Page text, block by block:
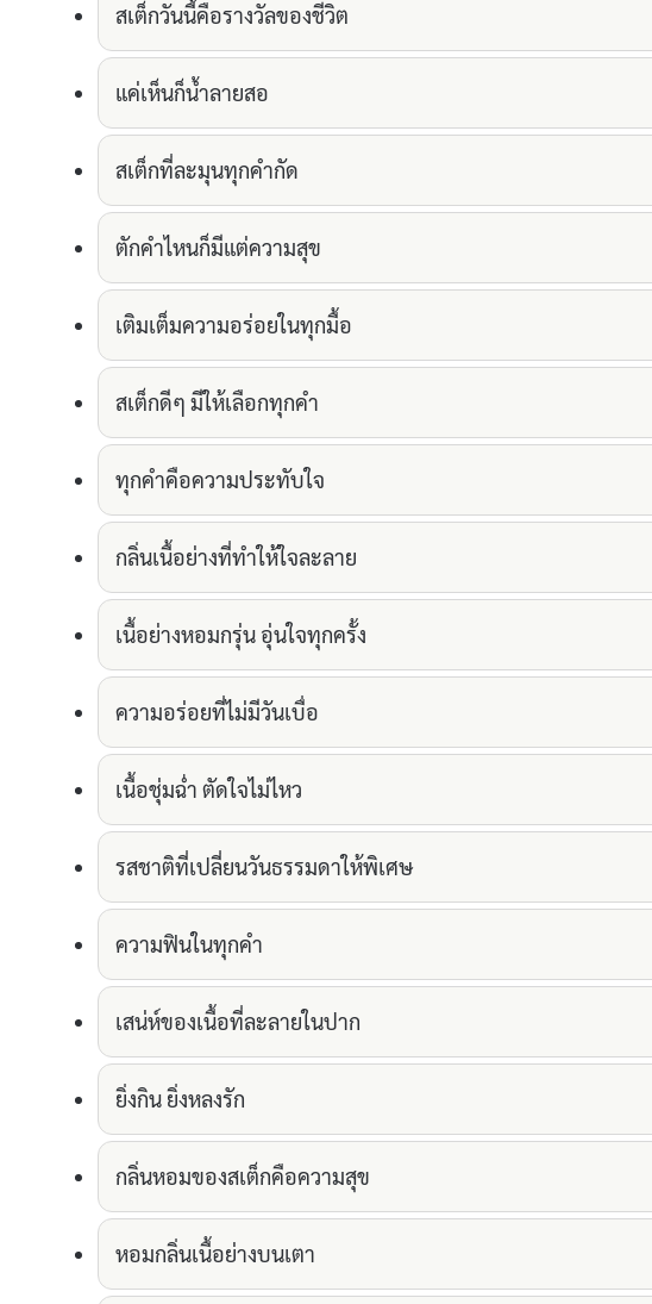
สเต็กวันนี้คือรางวัลของชีวิต
แค่เห็นก็น้ำลายสอ
สเต็กที่ละมุนทุกคำกัด
ตักคำไหนก็มีแต่ความสุข
เติมเต็มความอร่อยในทุกมื้อ
สเต็กดีๆ มีให้เลือกทุกคำ
ทุกคำคือความประทับใจ
กลิ่นเนื้อย่างที่ทำให้ใจละลาย
เนื้อย่างหอมกรุ่น อุ่นใจทุกครั้ง
ความอร่อยที่ไม่มีวันเบื่อ
เนื้อชุ่มฉ่ำ ตัดใจไม่ไหว
รสชาติที่เปลี่ยนวันธรรมดาให้พิเศษ
ความฟินในทุกคำ
เสน่ห์ของเนื้อที่ละลายในปาก
ยิ่งกิน ยิ่งหลงรัก
กลิ่นหอมของสเต็กคือความสุข
หอมกลิ่นเนื้อย่างบนเตา